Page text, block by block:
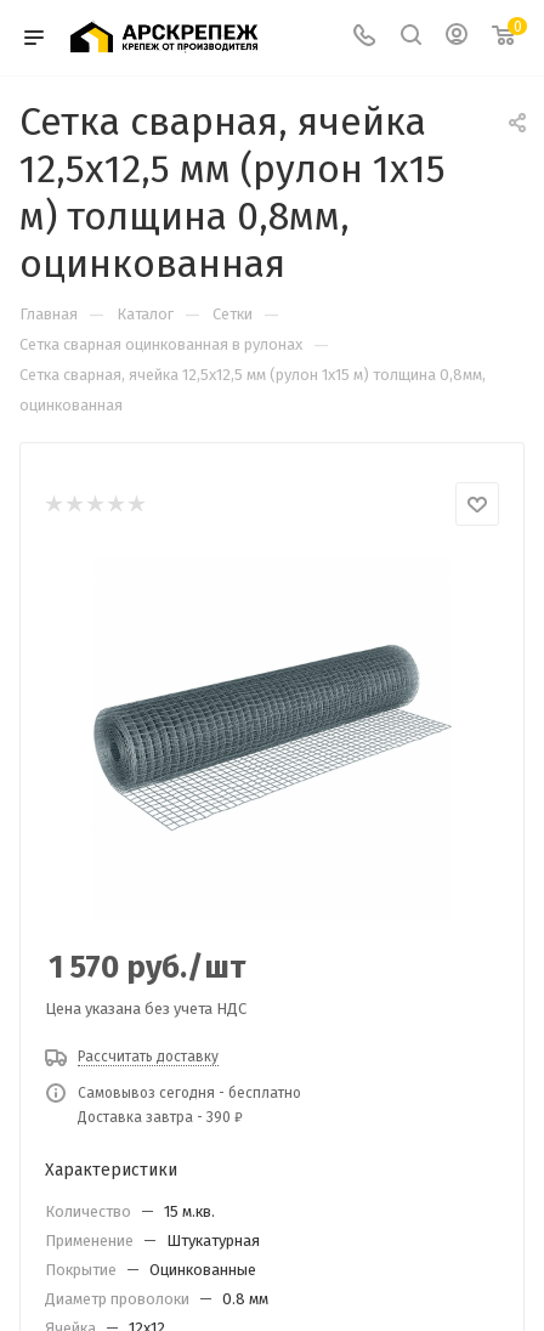
0
Сетка сварная, ячейка
12,5х12,5 мм (рулон 1х15
м) толщина 0,8мм,
оцинкованная
Главная — Каталог — Сетки —
Сетка сварная оцинкованная в рулонах —
Сетка сварная, ячейка 12,5х12,5 мм (рулон 1х15 м) толщина 0,8мм,
оцинкованная
1 570 руб./шт
Цена указана без учета НДС
Рассчитать доставку
Самовывоз сегодня - бесплатно
Доставка завтра - 390 ₽
Характеристики
Количество — 15 м.кв.
Применение
—
Штукатурная
Покрытие
— Оцинкованные
Диаметр проволоки
— 0.8 мм